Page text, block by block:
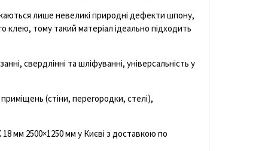
лише невеликі природні дефекти шпону,
клею, тому такий матеріал ідеально підходить
свердлінні та шліфуванні, універсальність у
(стіни, перегородки, стелі),
мм 2500×1250 мм у Києві з доставкою по